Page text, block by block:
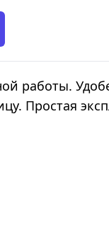
работы.
Простая